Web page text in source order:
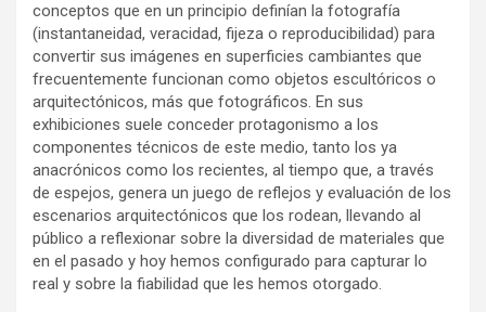
conceptos que en un principio definían la fotografía
(instantaneidad, veracidad, fijeza o reproducibilidad) para
convertir sus imágenes en superficies cambiantes que
frecuentemente funcionan como objetos escultóricos o
arquitectónicos, más que fotográficos. En sus
exhibiciones suele conceder protagonismo a los
componentes técnicos de este medio, tanto los ya
anacrónicos como los recientes, al tiempo que, a través
de espejos, genera un juego de reflejos y evaluación de los
escenarios arquitectónicos que los rodean, llevando al
público a reflexionar sobre la diversidad de materiales que
en el pasado y hoy hemos configurado para capturar lo
real y sobre la fiabilidad que les hemos otorgado.